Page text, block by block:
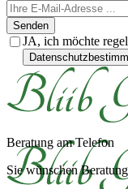
Senden
JA, ich möchte
Beratung am Telefon
Sie wünschen